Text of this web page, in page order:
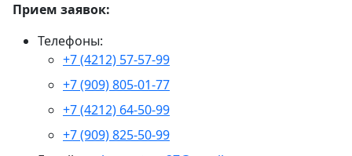
Прием заявок:
Телефоны:
+7 (4212) 57-57-99
+7 (909) 805-01-77
+7 (4212) 64-50-99
+7 (909) 825-50-99